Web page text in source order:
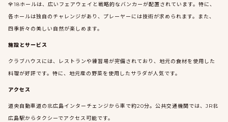
全18ホールは、広いフェアウェイと戦略的なバンカーが配置されています。特に、
各ホールは独自のチャレンジがあり、プレーヤーには技術が求められます。また、
四季折々の美しい自然が楽しめます。
施設とサービス
クラブハウスには、レストランや練習場が完備されており、地元の食材を使用した
料理が好評です。特に、地元産の野菜を使用したサラダが人気です。
アクセス
道央自動車道の北広島インターチェンジから車で約20分。公共交通機関では、JR北
広島駅からタクシーでアクセス可能です。